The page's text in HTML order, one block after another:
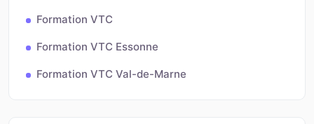
Formation VTC
Formation VTC Essonne
Formation VTC Val-de-Marne